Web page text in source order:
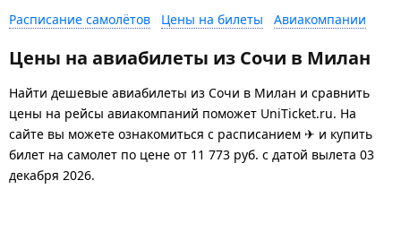
Расписание самолётов Цены на билеты Авиакомпании
Цены на авиабилеты из Сочи в Милан
Найти дешевые авиабилеты из Сочи в Милан и сравнить
цены на рейсы авиакомпаний поможет UniTicket.ru. На
сайте вы можете ознакомиться с расписанием ✈ и купить
билет на самолет по цене от 11 773 руб. с датой вылета 03
декабря 2026.